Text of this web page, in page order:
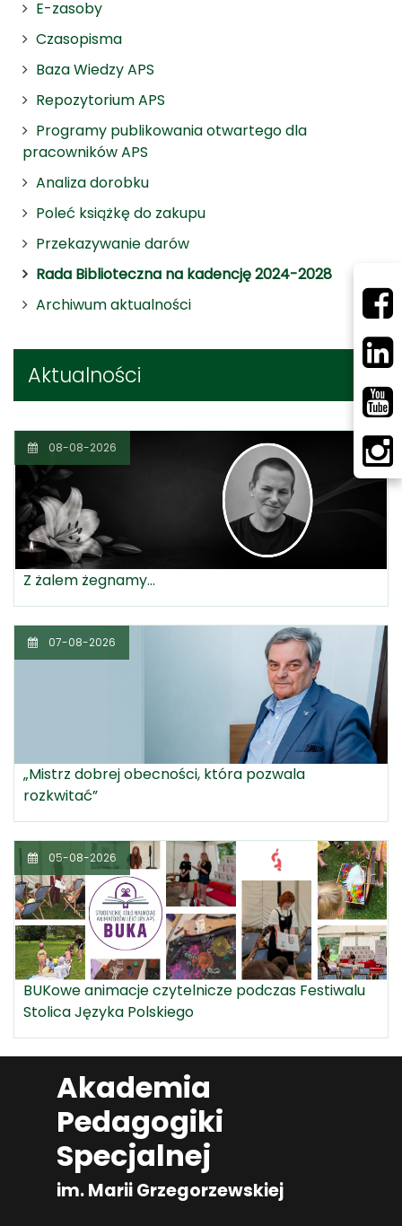
E-zasoby
Czasopisma
Baza Wiedzy APS
Repozytorium APS
Programy publikowania otwartego dla
pracowników APS
Analiza dorobku
Poleć książkę do zakupu
Przekazywanie darów
Rada Biblioteczna na kadencję 2024-2028
Archiwum aktualności
Aktualności
08-08-2026
Z żalem żegnamy...
07-08-2026
„Mistrz dobrej obecności, która pozwala
rozkwitać”
05-08-2026
BUKowe animacje czytelnicze podczas Festiwalu
Stolica Języka Polskiego
Akademia
Pedagogiki
Specjalnej
im. Marii Grzegorzewskiej